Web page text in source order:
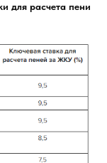
для расчета пени